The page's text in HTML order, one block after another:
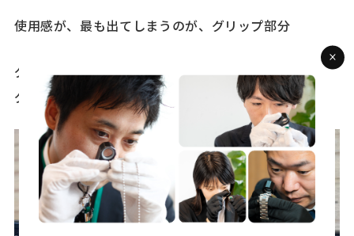
使用感が、最も出てしまうのが、グリップ部分
グリップとはロッドの持ち手の事で、リールシート、
グリップ、リアグリップと分けて呼ばれています。